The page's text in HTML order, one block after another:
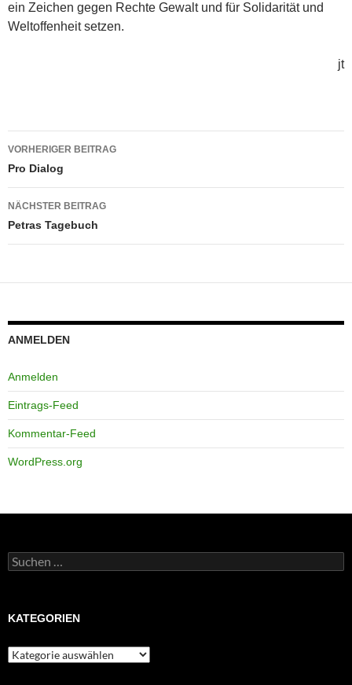
ein Zeichen gegen Rechte Gewalt und für Solidarität und
Weltoffenheit setzen.
jt
Beitragsnavigation
VORHERIGER BEITRAG
Pro Dialog
NÄCHSTER BEITRAG
Petras Tagebuch
ANMELDEN
Anmelden
Eintrags-Feed
Kommentar-Feed
WordPress.org
Suchen
nach:
KATEGORIEN
Kategorien